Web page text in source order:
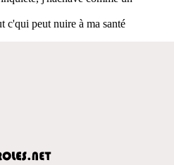
c'qui peut nuire à ma santé